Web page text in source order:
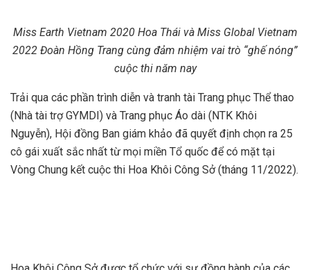
Miss Earth Vietnam 2020 Hoa Thái và Miss Global Vietnam
2022 Đoàn Hồng Trang cùng đảm nhiệm vai trò “ghế nóng”
cuộc thi năm nay
Trải qua các phần trình diễn và tranh tài Trang phục Thể thao
(Nhà tài trợ GYMDI) và Trang phục Áo dài (NTK Khôi
Nguyễn), Hội đồng Ban giám khảo đã quyết định chọn ra 25
cô gái xuất sắc nhất từ mọi miền Tổ quốc để có mặt tại
Vòng Chung kết cuộc thi Hoa Khôi Công Sở (tháng 11/2022).